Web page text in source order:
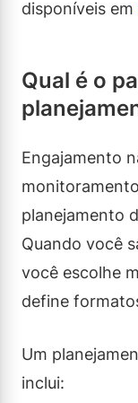
disponíveis em
Qual é o
Engajamento
planejamento
Quando você
você escolhe
define
Um
inclui: